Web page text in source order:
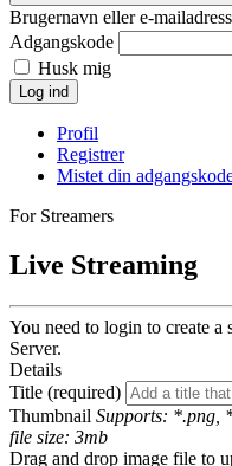
Brugernavn eller e-
Adgangskode
Husk mig
Log ind
Profil
Registrer
Mistet din
For Streamers
Live Streaming
You need to login to create a
Server.
Details
Title (required)
Thumbnail Supports: *.png,
file size: 3mb
Drag and drop image file to